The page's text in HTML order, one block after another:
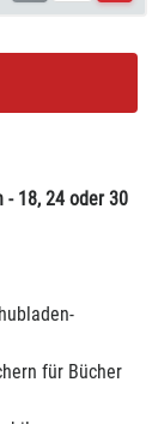
- 18, 24 oder 30
für Bücher